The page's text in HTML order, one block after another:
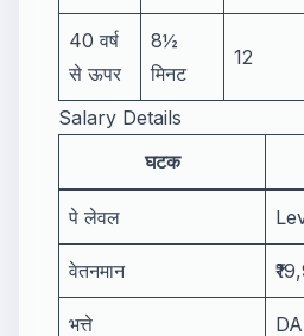
40 वर्ष
से ऊपर
8½
मिनट
12
Salary Details
घटक
पे लेवल
वेतनमान
भत्ते